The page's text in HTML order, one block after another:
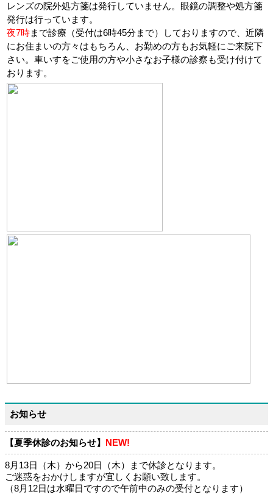
レンズの院外処方箋は発行していません。眼鏡の調整や処方箋
発行は行っています。
夜7時まで診療（受付は6時45分まで）しておりますので、近隣
にお住まいの方々はもちろん、お勤めの方もお気軽にご来院下
さい。車いすをご使用の方や小さなお子様の診察も受け付けて
おります。
お知らせ
【夏季休診のお知らせ】 NEW!
8月13日（木）から20日（木）まで休診となります。
ご迷惑をおかけしますが宜しくお願い致します。
（8月12日は水曜日ですので午前中のみの受付となります）